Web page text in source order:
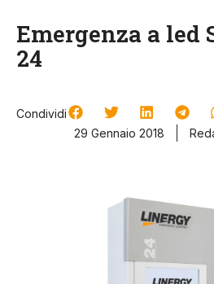
Emergenza a led
24
Condividi
29 Gennaio 2018